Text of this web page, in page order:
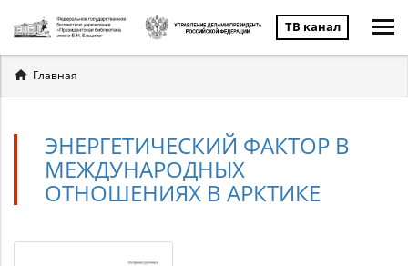
ТВ канал
Вы
здесь
Главная
ЭНЕРГЕТИЧЕСКИЙ ФАКТОР В
МЕЖДУНАРОДНЫХ
ОТНОШЕНИЯХ В АРКТИКЕ